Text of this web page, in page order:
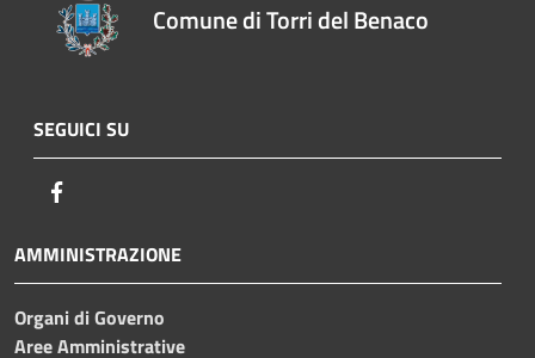
Comune di Torri del Benaco
SEGUICI SU
AMMINISTRAZIONE
Organi di Governo
Aree Amministrative